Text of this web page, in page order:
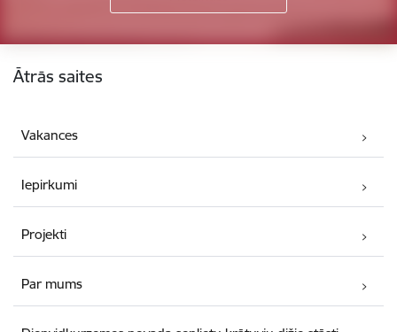
Ātrās saites
Vakances
Iepirkumi
Projekti
Par mums